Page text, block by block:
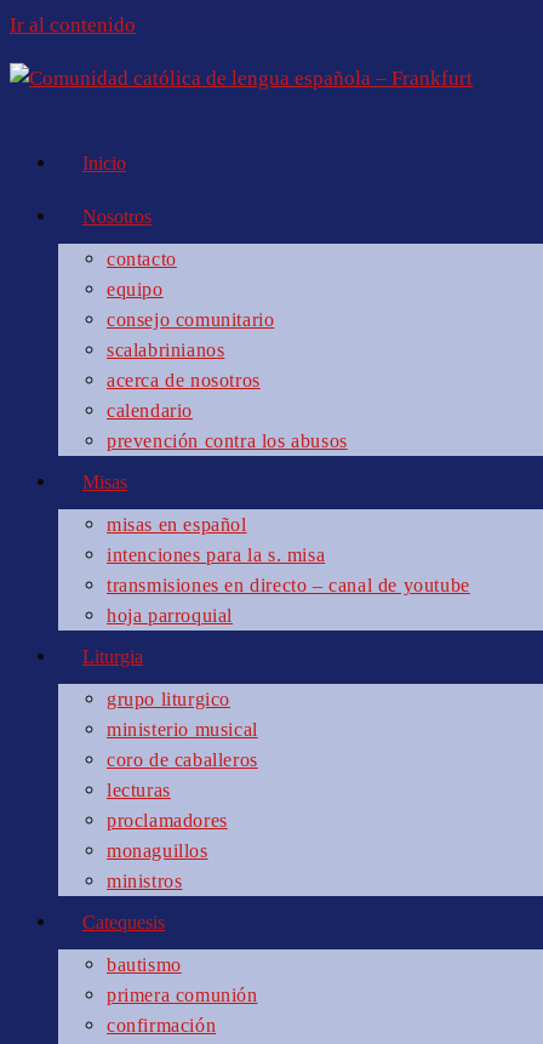
Ir al contenido
Inicio
Nosotros
contacto
equipo
consejo comunitario
scalabrinianos
acerca de nosotros
calendario
prevención contra los abusos
Misas
misas en español
intenciones para la s. misa
transmisiones en directo – canal de youtube
hoja parroquial
Liturgia
grupo liturgico
ministerio musical
coro de caballeros
lecturas
proclamadores
monaguillos
ministros
Catequesis
bautismo
primera comunión
confirmación